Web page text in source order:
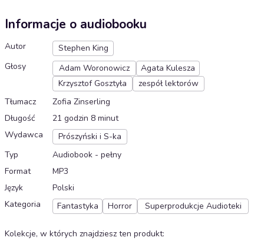
Informacje o audiobooku
Autor
Stephen King
Głosy
Adam Woronowicz
Agata Kulesza
Krzysztof Gosztyła
zespół lektorów
Tłumacz
Zofia Zinserling
Długość
21 godzin 8 minut
Wydawca
Prószyński i S-ka
Typ
Audiobook - pełny
Format
MP3
Język
Polski
Kategoria
Fantastyka Horror Superprodukcje Audioteki
Kolekcje, w których znajdziesz ten produkt: